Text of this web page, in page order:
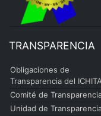
TRANSPARENCIA
Obligaciones de
Transparencia del
Comité de
Unidad de